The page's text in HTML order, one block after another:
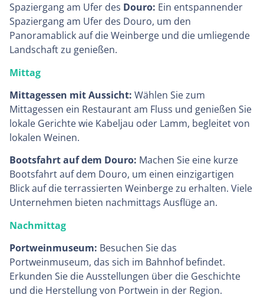
Spaziergang am Ufer des Douro: Ein entspannender
Spaziergang am Ufer des Douro, um den
Panoramablick auf die Weinberge und die umliegende
Landschaft zu genießen.
Mittag
Mittagessen mit Aussicht: Wählen Sie zum
Mittagessen ein Restaurant am Fluss und genießen Sie
lokale Gerichte wie Kabeljau oder Lamm, begleitet von
lokalen Weinen.
Bootsfahrt auf dem Douro: Machen Sie eine kurze
Bootsfahrt auf dem Douro, um einen einzigartigen
Blick auf die terrassierten Weinberge zu erhalten. Viele
Unternehmen bieten nachmittags Ausflüge an.
Nachmittag
Portweinmuseum: Besuchen Sie das
Portweinmuseum, das sich im Bahnhof befindet.
Erkunden Sie die Ausstellungen über die Geschichte
und die Herstellung von Portwein in der Region.